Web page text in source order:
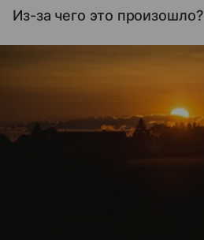
Из-за чего это произошло?